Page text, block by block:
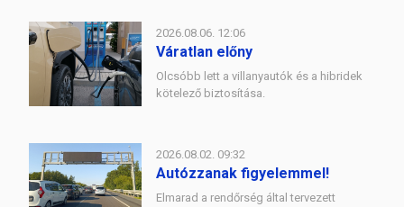
2026.08.06. 12:06
Váratlan előny
Olcsóbb lett a villanyautók és a hibridek
kötelező biztosítása.
2026.08.02. 09:32
Autózzanak figyelemmel!
Elmarad a rendőrség által tervezett